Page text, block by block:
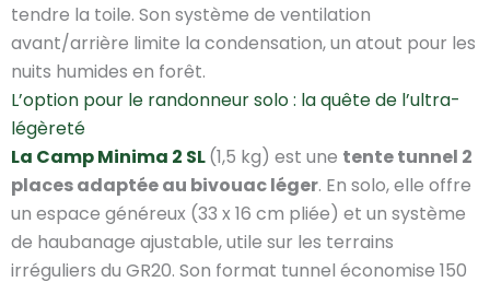
tendre la toile. Son système de ventilation
avant/arrière limite la condensation, un atout pour les
nuits humides en forêt.
L’option pour le randonneur solo : la quête de l’ultra-
légèreté
La Camp Minima 2 SL(1,5 kg) est une tente tunnel 2
places adaptée au bivouac léger. En solo, elle offre
un espace généreux (33 x 16 cm pliée) et un système
de haubanage ajustable, utile sur les terrains
irréguliers du GR20. Son format tunnel économise 150